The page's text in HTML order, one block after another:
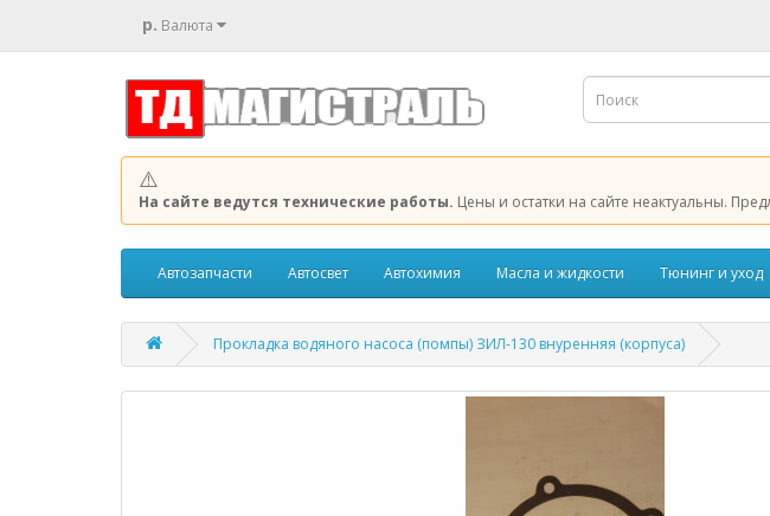
р. Валюта
⚠️
На сайте ведутся технические работы. Цены и остатки на сайте неактуальны.
Автозапчасти Автосвет Автохимия Масла и жидкости Тюнинг и уход
Прокладка водяного насоса (помпы) ЗИЛ-130 внуренняя (корпуса)